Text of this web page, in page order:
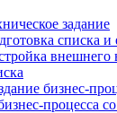
задание
списка и
внешнего
бизнес-
процесса